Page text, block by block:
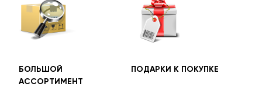
БОЛЬШОЙ
АССОРТИМЕНТ
ПОДАРКИ К ПОКУПКЕ